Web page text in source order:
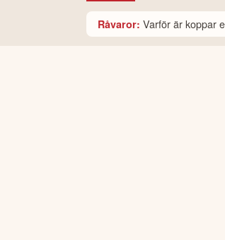
Råvaror: Varför är koppar